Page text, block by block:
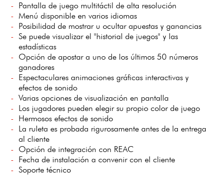
Pantalla de juego multitáctil de alta resolución
Menú disponible en varios idiomas
Posibilidad de mostrar u ocultar apuestas y ganancias
Se puede visualizar el "historial de juegos" y las
estadísticas
Opción de apostar a uno de los últimos 50 números
ganadores
Espectaculares animaciones gráficas interactivas y
efectos de sonido
Varias opciones de visualización en pantalla
Los jugadores pueden elegir su propio color de juego
Hermosos efectos de sonido
La ruleta es probada rigurosamente antes de la entrega
al cliente
Opción de integración con REAC
Fecha de instalación a convenir con el cliente
Soporte técnico